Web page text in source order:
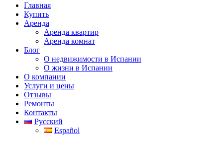
Главная
Купить
Аренда
Аренда квартир
Аренда комнат
Блог
О недвижимости в Испании
О жизни в Испании
О компании
Услуги и цены
Отзывы
Ремонты
Контакты
Русский
Español